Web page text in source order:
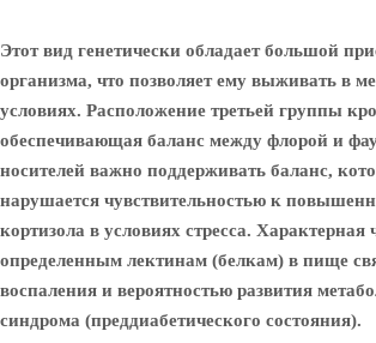
Этот вид генетически обладает большой
организма, что позволяет ему выживать в
условиях. Расположение третьей группы
обеспечивающая баланс между флорой и
носителей важно поддерживать баланс,
нарушается чувствительностью к
кортизола в условиях стресса. Характерная
определенным лектинам (белкам) в пище
воспаления и вероятностью развития
синдрома (преддиабетического состояния).